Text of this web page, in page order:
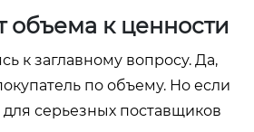
объема к ценности
к заглавному вопросу. Да,
по объему. Но если
для серьезных поставщиков